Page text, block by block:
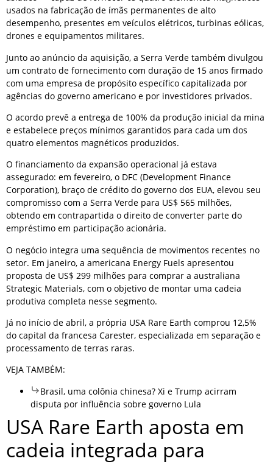
usados na fabricação de ímãs permanentes de alto
desempenho, presentes em veículos elétricos, turbinas eólicas,
drones e equipamentos militares.
Junto ao anúncio da aquisição, a Serra Verde também divulgou
um contrato de fornecimento com duração de 15 anos firmado
com uma empresa de propósito específico capitalizada por
agências do governo americano e por investidores privados.
O acordo prevê a entrega de 100% da produção inicial da mina
e estabelece preços mínimos garantidos para cada um dos
quatro elementos magnéticos produzidos.
O financiamento da expansão operacional já estava
assegurado: em fevereiro, o DFC (Development Finance
Corporation), braço de crédito do governo dos EUA, elevou seu
compromisso com a Serra Verde para US$ 565 milhões,
obtendo em contrapartida o direito de converter parte do
empréstimo em participação acionária.
O negócio integra uma sequência de movimentos recentes no
setor. Em janeiro, a americana Energy Fuels apresentou
proposta de US$ 299 milhões para comprar a australiana
Strategic Materials, com o objetivo de montar uma cadeia
produtiva completa nesse segmento.
Já no início de abril, a própria USA Rare Earth comprou 12,5%
do capital da francesa Carester, especializada em separação e
processamento de terras raras.
VEJA TAMBÉM:
Brasil, uma colônia chinesa? Xi e Trump acirram
disputa por influência sobre governo Lula
USA Rare Earth aposta em
cadeia integrada para